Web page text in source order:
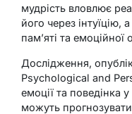
мудрість вловлює
його через інтуїцію,
пам’яті та емоційної
Дослідження,
Psychological and
емоції та поведінка
можуть прогнозувати